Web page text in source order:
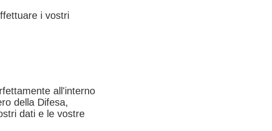
i vostri
all'interno
della Difesa,
dati e le vostre